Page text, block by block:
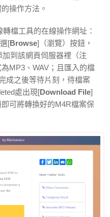
操作方法。
檔工具的在線操作網址：
[Browse]（瀏覽）按鈕，
到該網頁伺服器裡（注
MP3、WAV；且匯入的檔
成之後等待片刻，待檔案
處出現[Download File]
即可將轉換好的M4R檔案保